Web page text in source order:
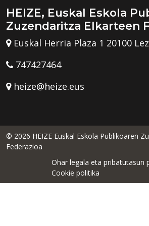
HEIZE, Euskal Eskola
Zuzendaritza Elkarteen
Euskal Herria Plaza 1 20100
747427464
heize@heize.eus
© 2026 HEIZE Euskal Eskola Publikoaren
Federazioa
Ohar legala eta pribatutasun
Cookie politika